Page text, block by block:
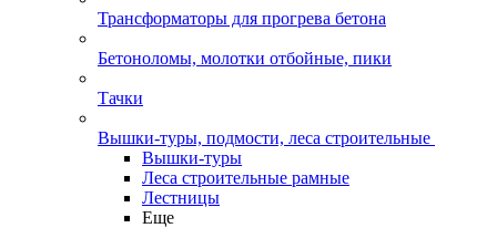
Трансформаторы для прогрева бетона
Бетоноломы, молотки отбойные, пики
Тачки
Вышки-туры, подмости, леса строительные
Вышки-туры
Леса строительные рамные
Лестницы
Еще